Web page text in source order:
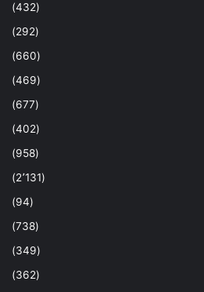
(432)
(292)
(660)
(469)
(677)
(402)
(958)
(2٬131)
(94)
(738)
(349)
(362)